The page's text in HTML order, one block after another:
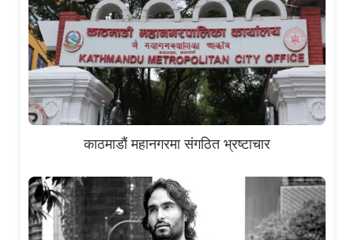
काठमाडौं महानगरमा संगठित भ्रष्टाचार